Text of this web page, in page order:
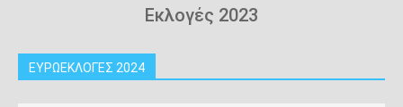
Εκλογές 2023
ΕΥΡΩΕΚΛΟΓΕΣ 2024